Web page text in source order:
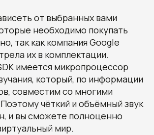
от выбранных вами
необходимо покупать
так как компания Google
их в комплектации.
имеется микропроцессор
который, по информации
совместим со многими
чёткий и объёмный звук
и вы сможете полноценно
мир.